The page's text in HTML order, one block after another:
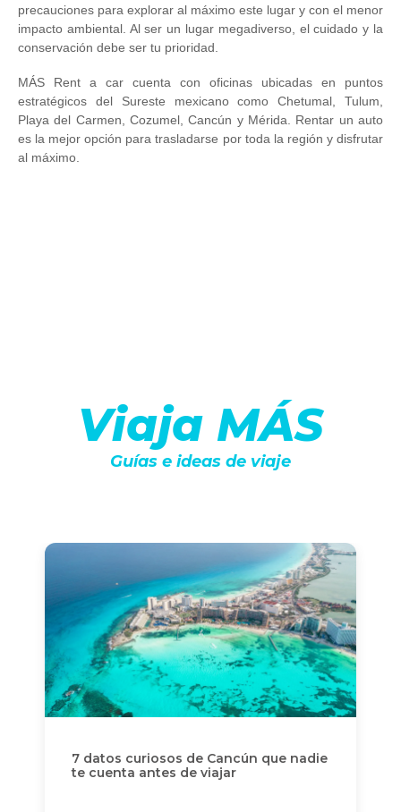
precauciones para explorar al máximo este lugar y con el menor
impacto ambiental. Al ser un lugar megadiverso, el cuidado y la
conservación debe ser tu prioridad.
MÁS Rent a car cuenta con oficinas ubicadas en puntos
estratégicos del Sureste mexicano como Chetumal, Tulum,
Playa del Carmen, Cozumel, Cancún y Mérida. Rentar un auto
es la mejor opción para trasladarse por toda la región y disfrutar
al máximo.
Viaja MÁS
Guías e ideas de viaje
7 datos curiosos de Cancún que nadie
te cuenta antes de viajar